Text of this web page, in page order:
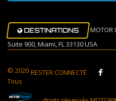
DESTINATIONS
MOTOR
Suite 900, Miami, FL 33130 USA
RESTER CONNECTÉ
© 2020
Tous